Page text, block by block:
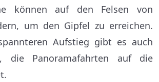
können auf den Felsen von
um den Gipfel zu erreichen.
Aufstieg gibt es auch
die Panoramafahrten auf die